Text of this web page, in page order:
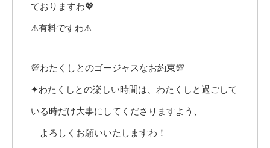
ておりますわ💖
⚠有料ですわ⚠
💯わたくしとのゴージャスなお約束💯
✦わたくしとの楽しい時間は、わたくしと過ごして
いる時だけ大事にしてくださりますよう、
よろしくお願いいたしますわ！